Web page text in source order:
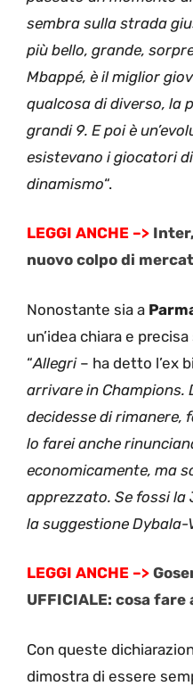
sembra sulla strada
più bello, grande,
Mbappé, è il miglior
qualcosa di diverso, la
grandi 9. E poi è
esistevano i giocatori
dinamismo“.
LEGGI ANCHE –>
nuovo colpo di
Nonostante sia a
un’idea chiara e
“Allegri– ha detto l’ex
arrivare in Champions.
decidesse di rimanere,
lo farei anche
economicamente, ma
apprezzato. Se fossi
la suggestione Dybala-
LEGGI ANCHE –>
UFFICIALE: cosa
Con queste
dimostra di essere